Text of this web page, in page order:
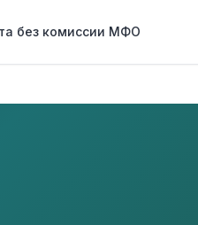
без комиссии МФО